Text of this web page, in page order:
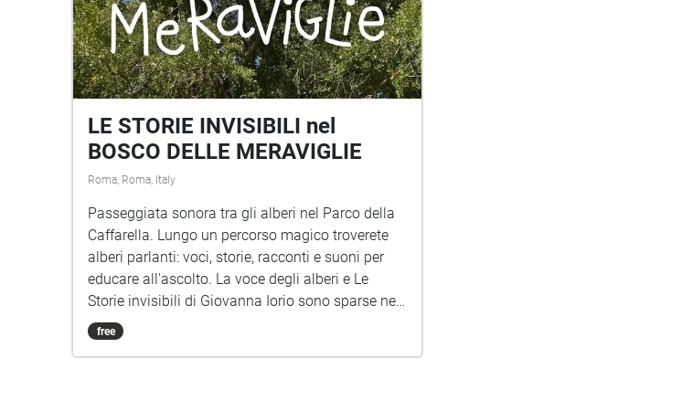
LE STORIE INVISIBILI nel
BOSCO DELLE MERAVIGLIE
Roma, Roma, Italy
Passeggiata sonora tra gli alberi nel Parco della
Caffarella. Lungo un percorso magico troverete
alberi parlanti: voci, storie, racconti e suoni per
educare all'ascolto. La voce degli alberi e Le
Storie invisibili di Giovanna Iorio sono sparse nel
Parco della Caffarella, una passeggiata sonora
per bambini di ogni età. Per festeggiare il
free